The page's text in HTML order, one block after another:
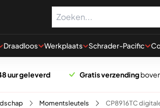
Draadloos Werkplaats Schrader-Pacific
uur geleverd Gratis verzending
Momentsleutels CP8916TC